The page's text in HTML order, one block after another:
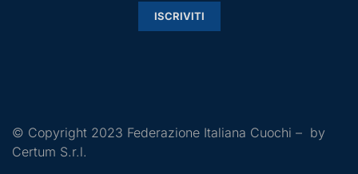
ISCRIVITI
© Copyright 2023 Federazione Italiana Cuochi – by
Certum S.r.l.